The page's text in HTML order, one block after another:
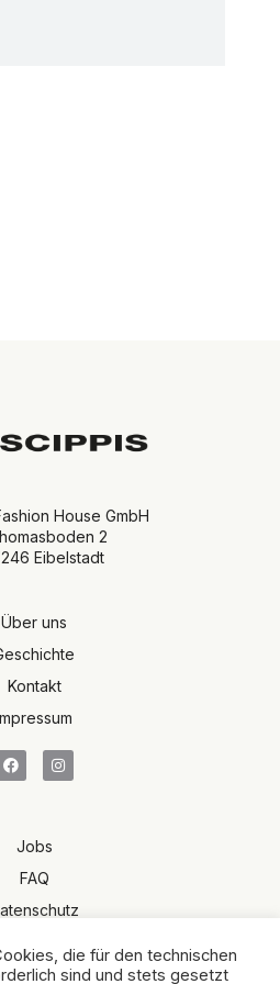
House GmbH
2
Eibelstadt
Über uns
Kontakt
Jobs
FAQ
AGB
die für den technischen
sind und stets gesetzt